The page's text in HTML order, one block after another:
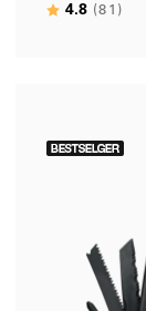
Karakter:
4.8 (81)